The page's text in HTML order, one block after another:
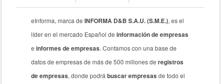
eInforma, marca deINFORMA D&B S.A.U. (S.M.E.), es el
líder en el mercado Español deinformación de empresas
einformes de empresas. Contamos con una base de
datos de empresas de más de 500 millones deregistros
de empresas, donde podrábuscar empresas de todo el